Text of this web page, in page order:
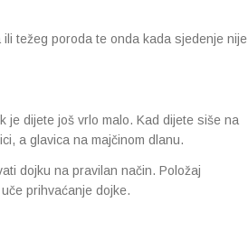
težeg poroda te onda kada sjedenje nije
je dijete još vrlo malo. Kad dijete siše na
a glavica na majčinom dlanu.
dojku na pravilan način. Položaj
prihvaćanje dojke.